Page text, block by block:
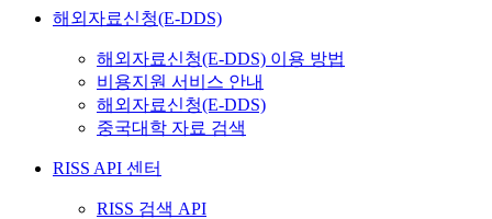
해외자료신청(E-DDS)
해외자료신청(E-DDS) 이용 방법
비용지원 서비스 안내
해외자료신청(E-DDS)
중국대학 자료 검색
RISS API 센터
RISS 검색 API